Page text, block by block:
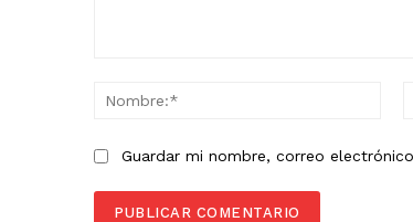
Guardar mi nombre, correo